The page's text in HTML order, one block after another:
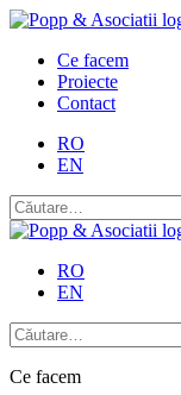
Skip
contentCe facem
Proiecte
Contact
RO
EN
Caută
după:
RO
EN
Caută
după:
Ce facem